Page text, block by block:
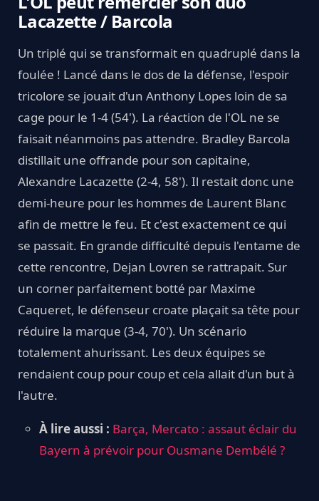
Lacazette / Barcola
Un triplé qui se transformait en quadruplé dans la
foulée ! Lancé dans le dos de la défense, l'espoir
tricolore se jouait d'un Anthony Lopes loin de sa
cage pour le 1-4 (54'). La réaction de l'OL ne se
faisait néanmoins pas attendre. Bradley Barcola
distillait une offrande pour son capitaine,
Alexandre Lacazette (2-4, 58'). Il restait donc une
demi-heure pour les hommes de Laurent Blanc
afin de mettre le feu. Et c'est exactement ce qui
se passait. En grande difficulté depuis l'entame de
cette rencontre, Dejan Lovren se rattrapait. Sur
un corner parfaitement botté par Maxime
Caqueret, le défenseur croate plaçait sa tête pour
réduire la marque (3-4, 70'). Un scénario
totalement ahurissant. Les deux équipes se
rendaient coup pour coup et cela allait d'un but à
l'autre.
À lire aussi : Barça, Mercato : assaut éclair du
Bayern à prévoir pour Ousmane Dembélé ?